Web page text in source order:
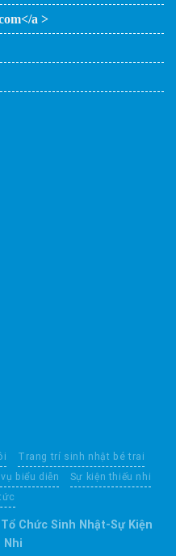
a >
Trang trí sinh nhật bé trai
biểu diễn
Sự kiện thiếu nhi
Chức Sinh Nhật-Sự Kiện
Nhi